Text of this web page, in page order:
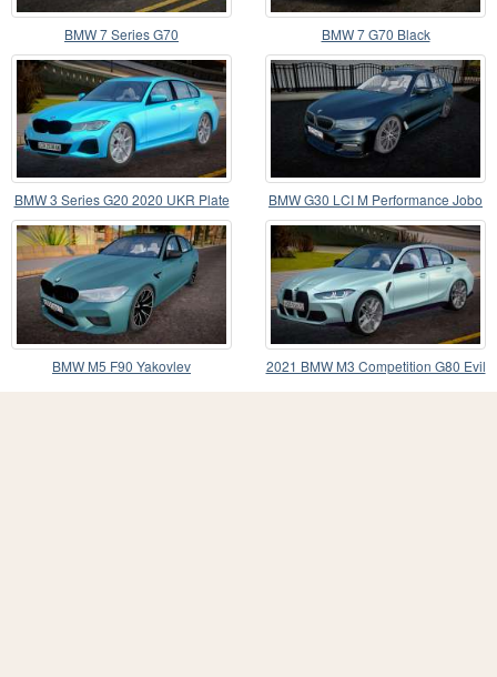
BMW 7 Series G70 BMW 7 G70 Black
BMW 3 Series G20 2020 UKR Plate BMW G30 LCI M Performance Jobo
BMW M5 F90 Yakovlev 2021 BMW M3 Competition G80 Evil